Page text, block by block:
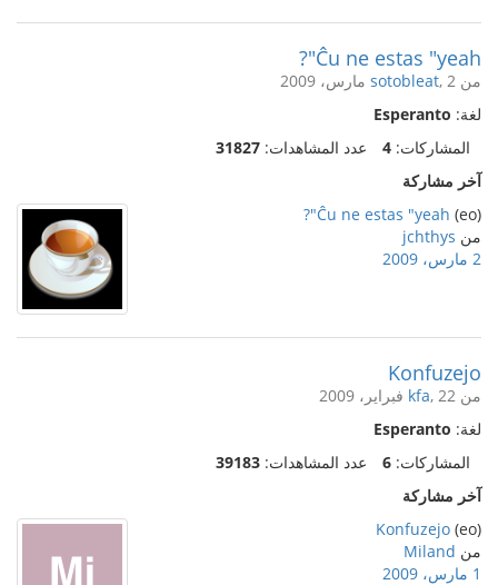
Ĉu ne estas "yeah"?
من sotobleat, 2 مارس، 2009
لغة: Esperanto
المشاركات: 4 عدد المشاهدات: 31827
آخر مشاركة
(eo)
Ĉu ne estas "yeah"?
من jchthys
2 مارس، 2009
Konfuzejo
من kfa, 22 فبراير، 2009
لغة: Esperanto
المشاركات: 6 عدد المشاهدات: 39183
آخر مشاركة
(eo)
Konfuzejo
من Miland
1 مارس، 2009